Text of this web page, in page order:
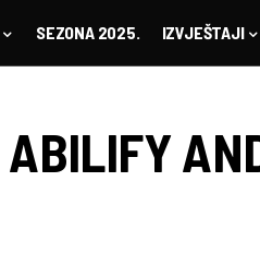
SEZONA 2025. IZVJEŠTAJI
ABILIFY